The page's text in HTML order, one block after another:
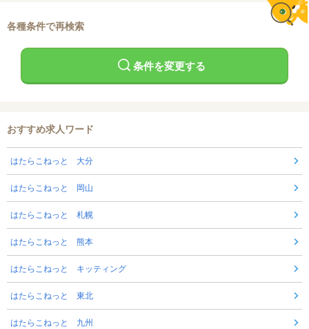
各種条件で再検索
条件を変更する
おすすめ求人ワード
はたらこねっと 大分
はたらこねっと 岡山
はたらこねっと 札幌
はたらこねっと 熊本
はたらこねっと キッティング
はたらこねっと 東北
はたらこねっと 九州